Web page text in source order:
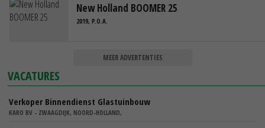
New Holland BOOMER 25
2019, P.O.A.
MEER ADVERTENTIES
VACATURES
Verkoper Binnendienst Glastuinbouw
KARO BV - ZWAAGDIJK, NOORD-HOLLAND,